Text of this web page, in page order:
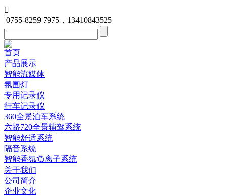

0755-8259 7975，13410843525
首页
产品展示
智能流媒体
氛围灯
专用记录仪
行车记录仪
360全景泊车系统
六路720全景辅驾系统
智能舒适系统
隔音系统
智能香氛负离子系统
关于我们
公司简介
企业文化